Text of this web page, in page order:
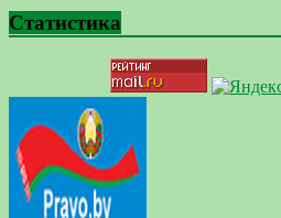
Статистика